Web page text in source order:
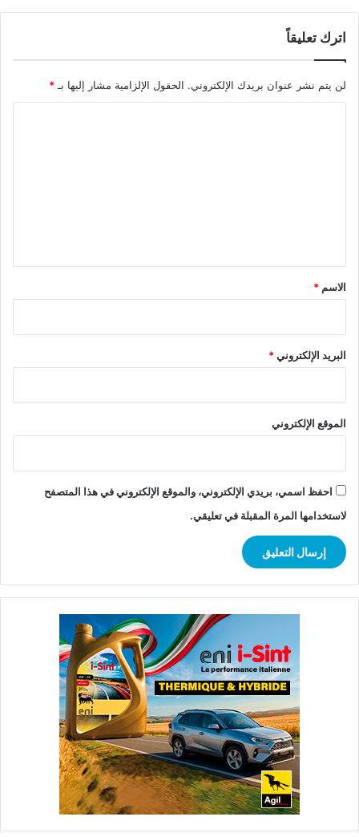
اترك تعليقاً
لن يتم نشر عنوان بريدك الإلكتروني. الحقول الإلزامية مشار إليها بـ*
*
الاسم *
البريد الإلكتروني*
الموقع الإلكتروني
احفظ اسمي، بريدي الإلكتروني، والموقع الإلكتروني في هذا المتصفح
لاستخدامها المرة المقبلة في تعليقي.